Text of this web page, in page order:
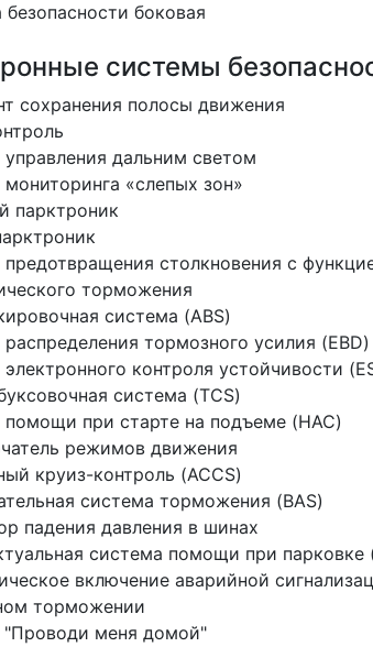
боковая
системы
сохранения полосы движения
дальним светом
«слепых зон»
парктроник
столкновения с
торможения
система (ABS)
тормозного усилия (EBD)
контроля устойчивости
система (TCS)
при старте на подъеме (HAC)
режимов движения
круиз-контроль (ACCS)
система торможения (BAS)
падения давления в шинах
система помощи при парковке
включение аварийной
торможении
"Проводи меня домой"